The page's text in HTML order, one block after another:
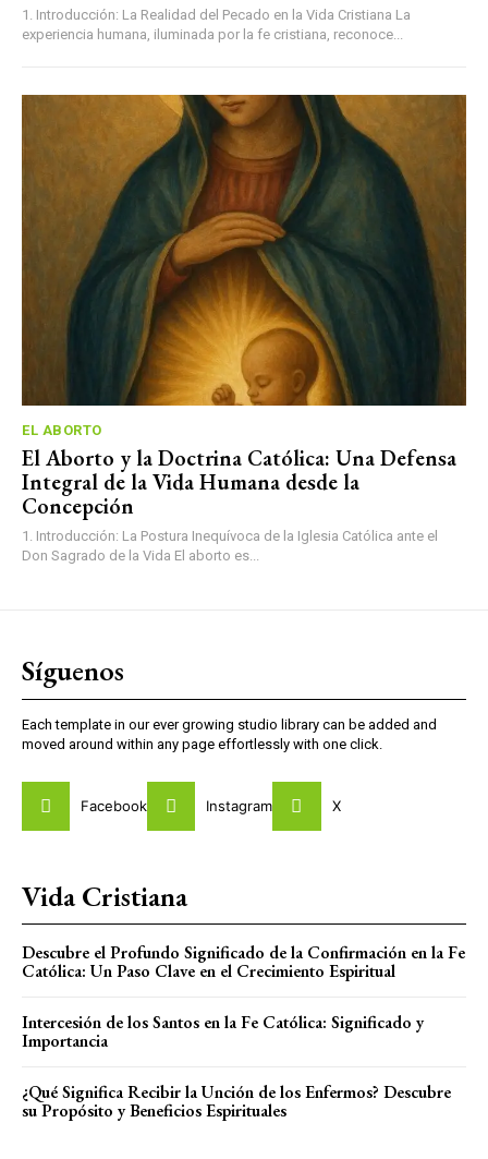
1. Introducción: La Realidad del Pecado en la Vida Cristiana La
experiencia humana, iluminada por la fe cristiana, reconoce...
EL ABORTO
El Aborto y la Doctrina Católica: Una Defensa
Integral de la Vida Humana desde la
Concepción
1. Introducción: La Postura Inequívoca de la Iglesia Católica ante el
Don Sagrado de la Vida El aborto es...
Síguenos
Each template in our ever growing studio library can be added and
moved around within any page effortlessly with one click.
Facebook Instagram X
Vida Cristiana
Descubre el Profundo Significado de la Confirmación en la Fe
Católica: Un Paso Clave en el Crecimiento Espiritual
Intercesión de los Santos en la Fe Católica: Significado y
Importancia
¿Qué Significa Recibir la Unción de los Enfermos? Descubre
su Propósito y Beneficios Espirituales